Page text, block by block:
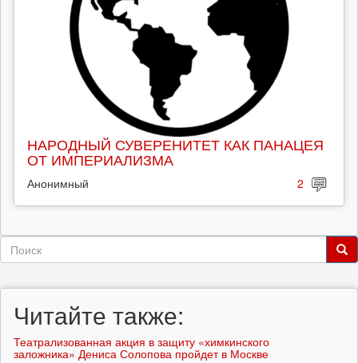
НАРОДНЫЙ СУВЕРЕНИТЕТ КАК ПАНАЦЕЯ
ОТ ИМПЕРИАЛИЗМА
Анонимный 2
Форма
Читайте также:
Театрализованная акция в защиту «химкинского
заложника» Дениса Солопова пройдет в Москве